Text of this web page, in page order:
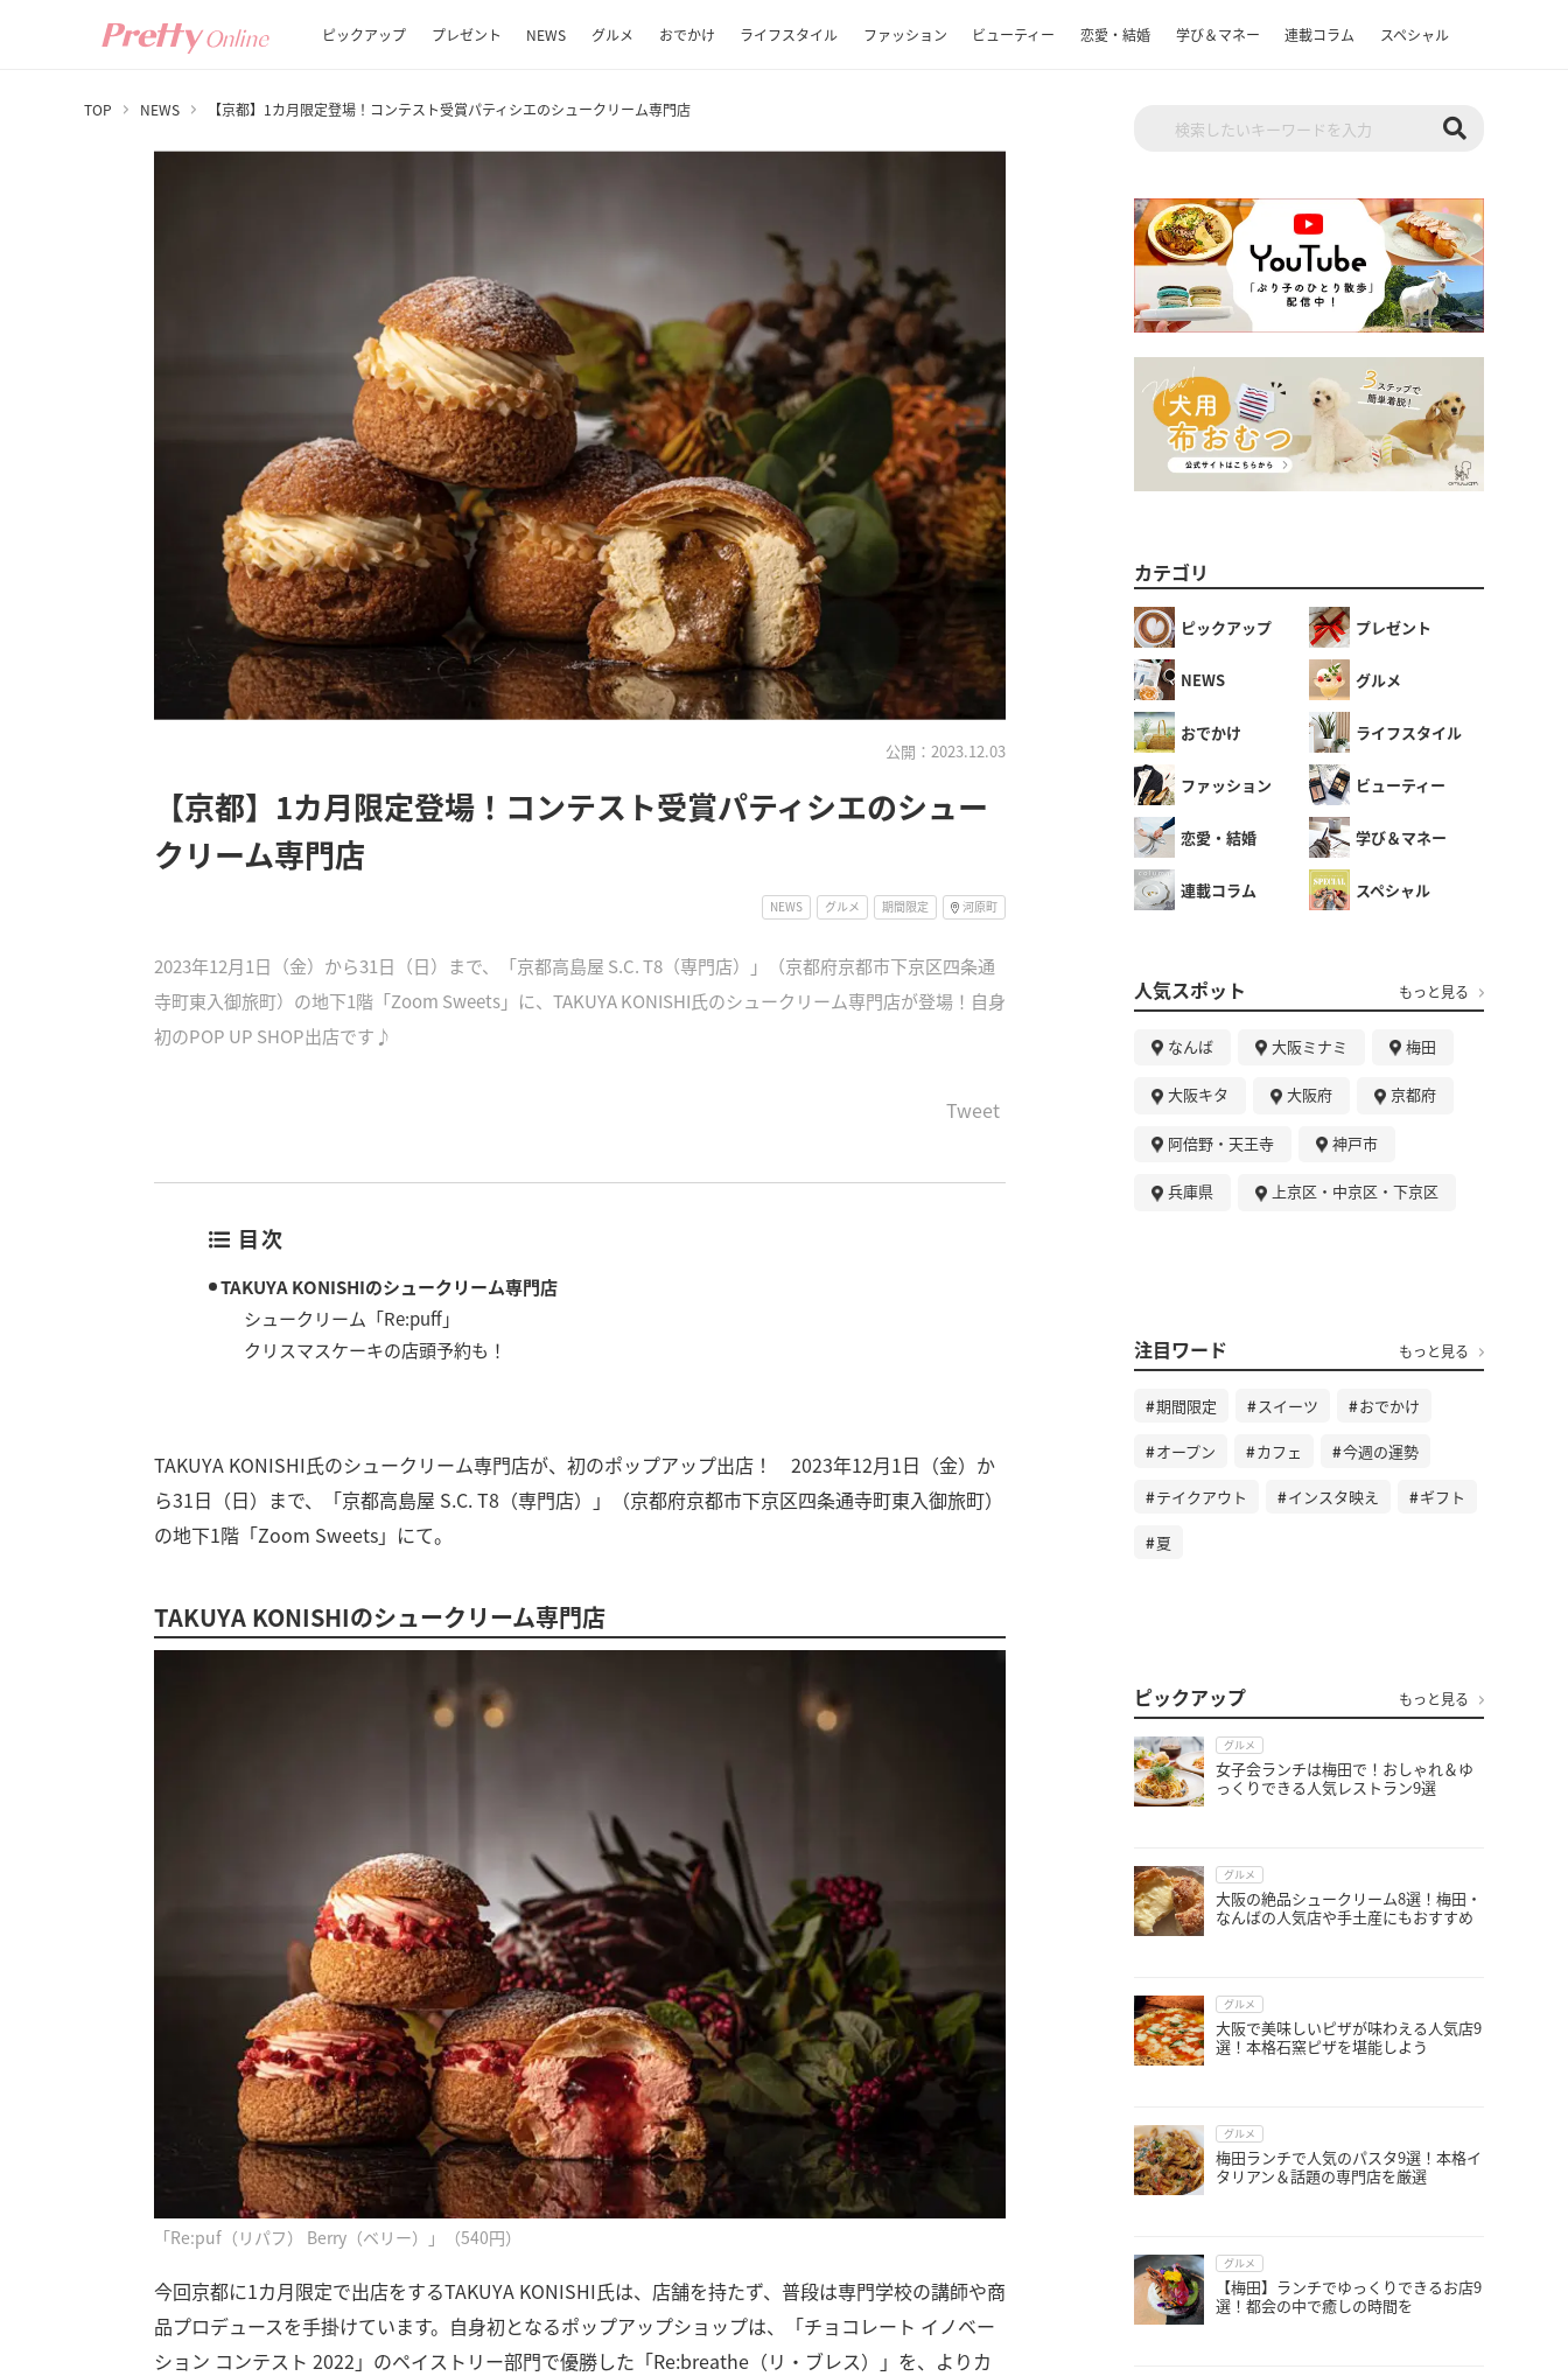
ピックアップ プレゼント NEWS グルメ おでかけ ライフスタイル ファッション ビューティー 恋愛・結婚 学び＆マネー 連載コラム スペシャル
TOP NEWS 【京都】1カ月限定登場！コンテスト受賞パティシエのシュークリーム専門店
公開：2023.12.03
【京都】1カ月限定登場！コンテスト受賞パティシエのシュー
クリーム専門店
NEWS グルメ 期間限定 河原町
2023年12月1日（金）から31日（日）まで、「京都高島屋 S.C. T8（専門店）」（京都府京都市下京区四条通
寺町東入御旅町）の地下1階「Zoom Sweets」に、TAKUYA KONISHI氏のシュークリーム専門店が登場！自身
初のPOP UP SHOP出店です♪
Tweet
目次
TAKUYA KONISHIのシュークリーム専門店
シュークリーム「Re:puff」
クリスマスケーキの店頭予約も！
TAKUYA KONISHI氏のシュークリーム専門店が、初のポップアップ出店！ 2023年12月1日（金）か
ら31日（日）まで、「京都高島屋 S.C. T8（専門店）」（京都府京都市下京区四条通寺町東入御旅町）
の地下1階「Zoom Sweets」にて。
TAKUYA KONISHIのシュークリーム専門店
「Re:puf（リパフ） Berry（ベリー）」（540円）
今回京都に1カ月限定で出店をするTAKUYA KONISHI氏は、店舗を持たず、普段は専門学校の講師や商
品プロデュースを手掛けています。自身初となるポップアップショップは、「チョコレート イノベー
ション コンテスト 2022」のペイストリー部門で優勝した「Re:breathe（リ・ブレス）」を、よりカ
カテゴリ
ピックアップ プレゼント
NEWS グルメ
おでかけ ライフスタイル
ファッション ビューティー
恋愛・結婚 学び＆マネー
連載コラム スペシャル
人気スポット もっと見る
なんば 大阪ミナミ 梅田
大阪キタ 大阪府 京都府
阿倍野・天王寺 神戸市
兵庫県 上京区・中京区・下京区
注目ワード もっと見る
期間限定 スイーツ おでかけ
オープン カフェ 今週の運勢
テイクアウト インスタ映え ギフト
夏
ピックアップ もっと見る
グルメ
女子会ランチは梅田で！おしゃれ＆ゆ
っくりできる人気レストラン9選
グルメ
大阪の絶品シュークリーム8選！梅田・
なんばの人気店や手土産にもおすすめ
グルメ
大阪で美味しいピザが味わえる人気店9
選！本格石窯ピザを堪能しよう
グルメ
梅田ランチで人気のパスタ9選！本格イ
タリアン＆話題の専門店を厳選
グルメ
【梅田】ランチでゆっくりできるお店9
選！都会の中で癒しの時間を